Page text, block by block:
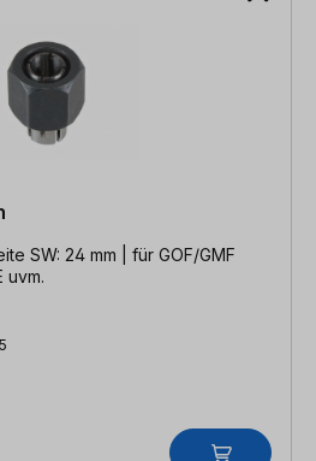
SW: 24 mm | für GOF/GMF
uvm.